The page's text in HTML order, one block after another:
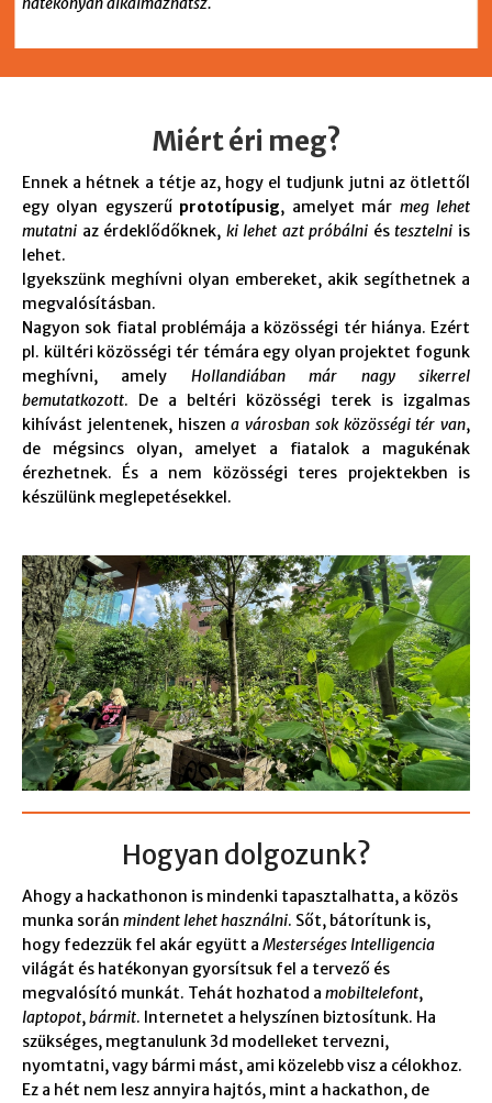
Miért éri meg?
Ennek a hétnek a tétje az, hogy el tudjunk jutni az ötlettől
egy olyan egyszerű prototípusig, amelyet már meg lehet
mutatni az érdeklődőknek, ki lehet azt próbálni és tesztelni is
lehet.
Igyekszünk meghívni olyan embereket, akik segíthetnek a
megvalósításban.
Nagyon sok fiatal problémája a közösségi tér hiánya. Ezért
pl. kültéri közösségi tér témára egy olyan projektet fogunk
meghívni, amely Hollandiában már nagy sikerrel
bemutatkozott. De a beltéri közösségi terek is izgalmas
kihívást jelentenek, hiszena városban sok közösségi tér van,
de mégsincs olyan, amelyet a fiatalok a magukénak
érezhetnek. És a nem közösségi teres projektekben is
készülünk meglepetésekkel.
Hogyan dolgozunk?
Ahogy a hackathonon is mindenki tapasztalhatta, a közös
munka során mindent lehet használni. Sőt, bátorítunk is,
hogy fedezzük fel akár együtt a Mesterséges Intelligencia
világát és hatékonyan gyorsítsuk fel a tervező és
megvalósító munkát. Tehát hozhatod a mobiltelefont,
laptopot,bármit. Internetet a helyszínen biztosítunk. Ha
szükséges, megtanulunk 3d modelleket tervezni,
nyomtatni, vagy bármi mást, ami közelebb visz a célokhoz.
Ez a hét nem lesz annyira hajtós, mint a hackathon, de